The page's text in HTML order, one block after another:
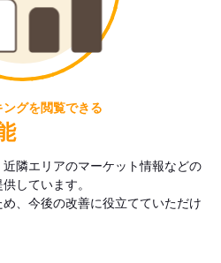
グを閲覧できる
隣エリアのマーケット情報などの
しています。
、今後の改善に役立てていただけ